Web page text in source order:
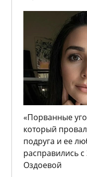
«Порванные
который
подруга и ее
расправились
Оздоевой